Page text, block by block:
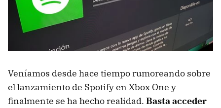
Veníamos desde hace tiempo rumoreando sobre
el lanzamiento de Spotify en Xbox One y
finalmente se ha hecho realidad. Basta acceder